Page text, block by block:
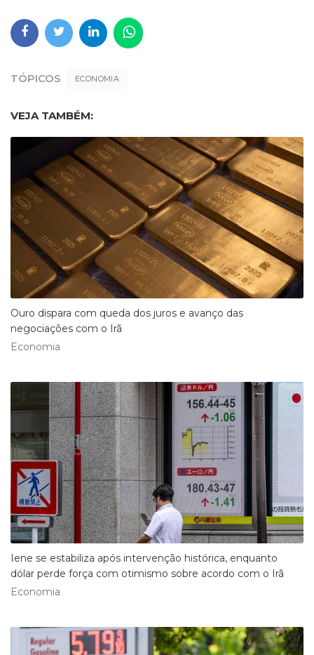
TÓPICOS ECONOMIA
VEJA TAMBÉM:
Ouro dispara com queda dos juros e avanço das
negociações com o Irã
Economia
Iene se estabiliza após intervenção histórica, enquanto
dólar perde força com otimismo sobre acordo com o Irã
Economia